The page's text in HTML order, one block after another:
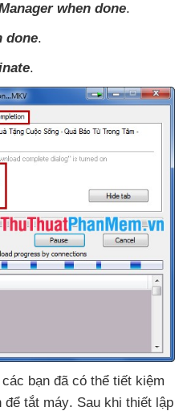
when done.
done.
.
các bạn đã có thể tiết kiệm
để tắt máy. Sau khi thiết lập